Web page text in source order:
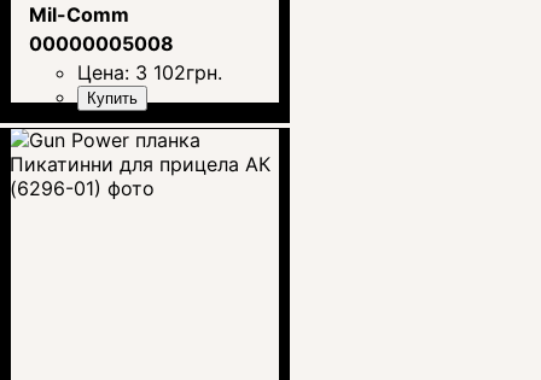
Mil-Comm
00000005008
Цена: 3 102грн.
Купить